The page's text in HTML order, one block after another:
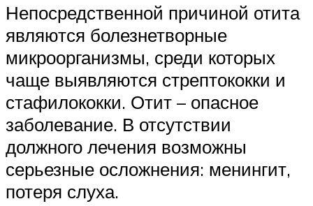
Непосредственной причиной отита
являются болезнетворные
микроорганизмы, среди которых
чаще выявляются стрептококки и
стафилококки. Отит – опасное
заболевание. В отсутствии
должного лечения возможны
серьезные осложнения: менингит,
потеря слуха.